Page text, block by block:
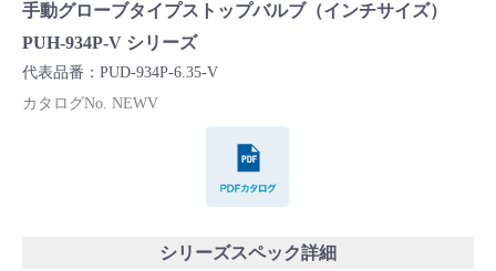
Cv値・流量計算ツール
製品動画一覧
手動グローブタイプストップバルブ（インチサイズ）
PUH-934P-V シリーズ
代表品番：PUD-934P-6.35-V
カタログNo. NEWV
シリーズスペック詳細